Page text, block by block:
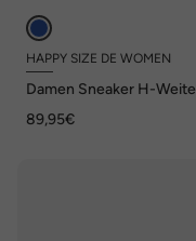
HAPPY SIZE DE WOMEN
Damen Sneaker H-Weite
89,95€